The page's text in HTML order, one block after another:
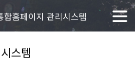
합홈페이지 관리시스템
스템